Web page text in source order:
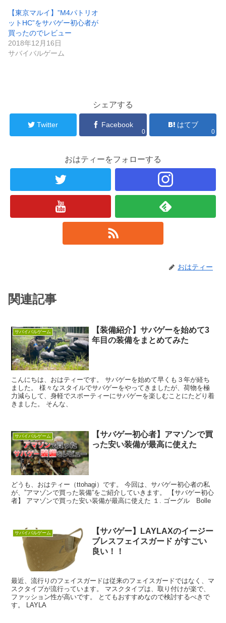
【東京マルイ】”M4パトリオ
ットHC”をサバゲー初心者が
買ったのでレビュー
2018年12月16日
サバイバルゲーム
シェアする
Twitter Facebook
0
はてブ
0
おはティーをフォローする
おはティー
関連記事
サバイバルゲーム
【装備紹介】サバゲーを始めて3
年目の装備をまとめてみた
こんにちは、おはティーです。 サバゲーを始めて早くも３年が経ち
ました。 様々なスタイルでサバゲーをやってきましたが、荷物を極
力減らして、身軽でスポーティーにサバゲーを楽しむことにたどり着
きました。 そんな、
サバイバルゲーム
【サバゲー初心者】アマゾンで買
った安い装備が最高に使えた
どうも、おはティー（ttohagi）です。 今回は、サバゲー初心者の私
が、”アマゾンで買った装備”をご紹介していきます。 【サバゲー初心
者】 アマゾンで買った安い装備が最高に使えた １. ゴーグル Bolle
サバイバルゲーム
【サバゲー】LAYLAXのイージー
ブレスフェイスガード がすごい
良い！！
最近、流行りのフェイスガードは従来のフェイスガードではなく、マ
スクタイプが流行っています。 マスクタイプは、取り付けが楽で、
ファッション性が高いです。 とてもおすすめなので検討するべきで
す。 LAYLA